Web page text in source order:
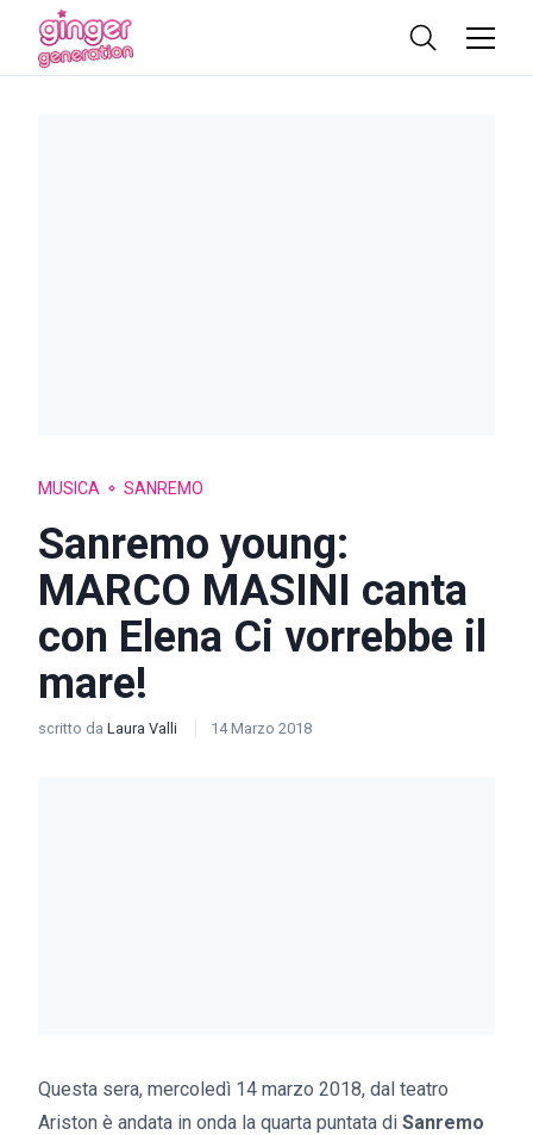
MUSICA SANREMO
Sanremo young:
MARCO MASINI canta
con Elena Ci vorrebbe il
mare!
scritto da Laura Valli 14 Marzo 2018
Questa sera, mercoledì 14 marzo 2018, dal teatro
Ariston è andata in onda la quarta puntata di Sanremo